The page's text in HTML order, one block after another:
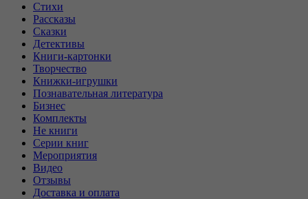
Стихи
Рассказы
Сказки
Детективы
Книги-картонки
Творчество
Книжки-игрушки
Познавательная литература
Бизнес
Комплекты
Не книги
Серии книг
Мероприятия
Видео
Отзывы
Доставка и оплата